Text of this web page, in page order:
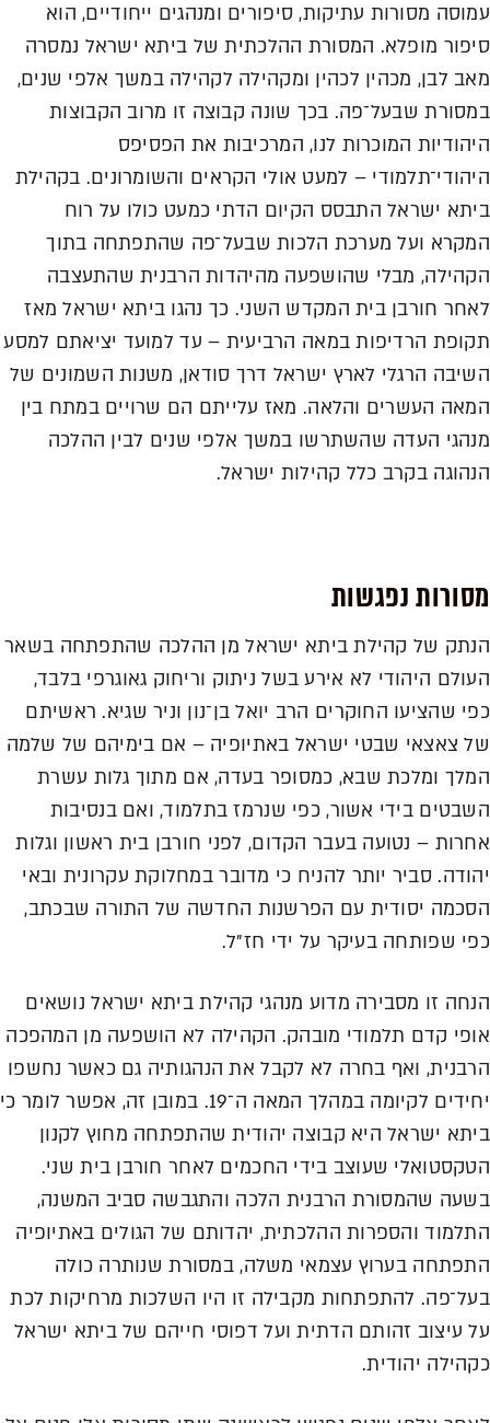
עמוסה מסורות עתיקות, סיפורים ומנהגים ייחודיים, הוא
סיפור מופלא. המסורת ההלכתית של ביתא ישראל נמסרה
מאב לבן, מכהין לכהין ומקהילה לקהילה במשך אלפי שנים,
במסורת שבעל־פה. בכך שונה קבוצה זו מרוב הקבוצות
היהודיות המוכרות לנו, המרכיבות את הפסיפס
היהודי־תלמודי – למעט אולי הקראים והשומרונים. בקהילת
ביתא ישראל התבסס הקיום הדתי כמעט כולו על רוח
המקרא ועל מערכת הלכות שבעל־פה שהתפתחה בתוך
הקהילה, מבלי שהושפעה מהיהדות הרבנית שהתעצבה
לאחר חורבן בית המקדש השני. כך נהגו ביתא ישראל מאז
תקופת הרדיפות במאה הרביעית – עד למועד יציאתם למסע
השיבה הרגלי לארץ ישראל דרך סודאן, משנות השמונים של
המאה העשרים והלאה. מאז עלייתם הם שרויים במתח בין
מנהגי העדה שהשתרשו במשך אלפי שנים לבין ההלכה
הנהוגה בקרב כלל קהילות ישראל.
מסורות נפגשות
הנתק של קהילת ביתא ישראל מן ההלכה שהתפתחה בשאר
העולם היהודי לא אירע בשל ניתוק וריחוק גאוגרפי בלבד,
כפי שהציעו החוקרים הרב יואל בן־נון וניר שגיא. ראשיתם
של צאצאי שבטי ישראל באתיופיה – אם בימיהם של שלמה
המלך ומלכת שבא, כמסופר בעדה, אם מתוך גלות עשרת
השבטים בידי אשור, כפי שנרמז בתלמוד, ואם בנסיבות
אחרות – נטועה בעבר הקדום, לפני חורבן בית ראשון וגלות
יהודה. סביר יותר להניח כי מדובר במחלוקת עקרונית ובאי
הסכמה יסודית עם הפרשנות החדשה של התורה שבכתב,
כפי שפותחה בעיקר על ידי חז״ל.
הנחה זו מסבירה מדוע מנהגי קהילת ביתא ישראל נושאים
אופי קדם תלמודי מובהק. הקהילה לא הושפעה מן המהפכה
הרבנית, ואף בחרה לא לקבל את הנהגותיה גם כאשר נחשפו
יחידים לקיומה במהלך המאה ה־19. במובן זה, אפשר לומר כי
ביתא ישראל היא קבוצה יהודית שהתפתחה מחוץ לקנון
הטקסטואלי שעוצב בידי החכמים לאחר חורבן בית שני.
בשעה שהמסורת הרבנית הלכה והתגבשה סביב המשנה,
התלמוד והספרות ההלכתית, יהדותם של הגולים באתיופיה
התפתחה בערוץ עצמאי משלה, במסורת שנותרה כולה
בעל־פה. להתפתחות מקבילה זו היו השלכות מרחיקות לכת
על עיצוב זהותם הדתית ועל דפוסי חייהם של ביתא ישראל
כקהילה יהודית.